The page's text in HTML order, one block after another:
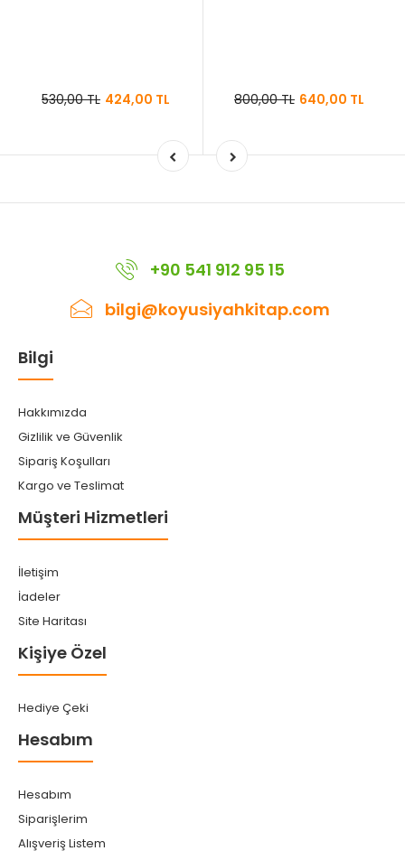
530,00 TL 424,00 TL 800,00 TL 640,00 TL
+90 541 912 95 15
bilgi@koyusiyahkitap.com
Bilgi
Hakkımızda
Gizlilik ve Güvenlik
Sipariş Koşulları
Kargo ve Teslimat
Müşteri Hizmetleri
İletişim
İadeler
Site Haritası
Kişiye Özel
Hediye Çeki
Hesabım
Hesabım
Siparişlerim
Alışveriş Listem